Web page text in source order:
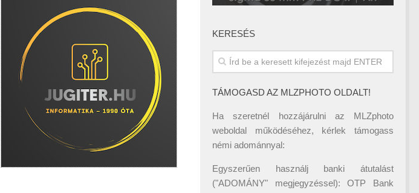
KERESÉS
TÁMOGASD AZ MLZPHOTO OLDALT!
Ha szeretnél hozzájárulni az MLZphoto
weboldal működéséhez, kérlek támogass
némi adománnyal:
Egyszerűen használj banki átutalást
("ADOMÁNY" megjegyzéssel): OTP Bank